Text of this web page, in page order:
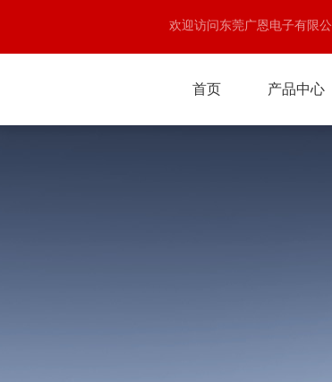
欢迎访问东莞广恩电子有限
首页 产品中心